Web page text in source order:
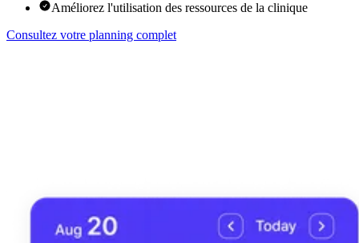
Améliorez l'utilisation des ressources de la clinique
Consultez votre planning complet